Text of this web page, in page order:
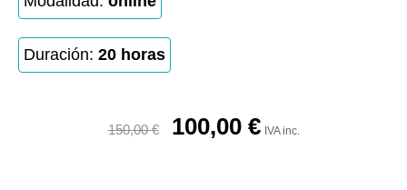
Duración: 20 horas
150,00€ 100,00 € IVA inc.